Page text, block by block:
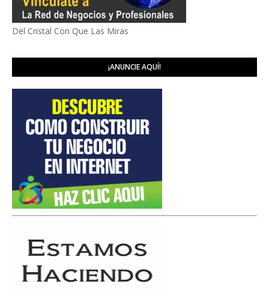
Del Cristal Con Que Las Miras
¡ANUNCIE AQUÍ!